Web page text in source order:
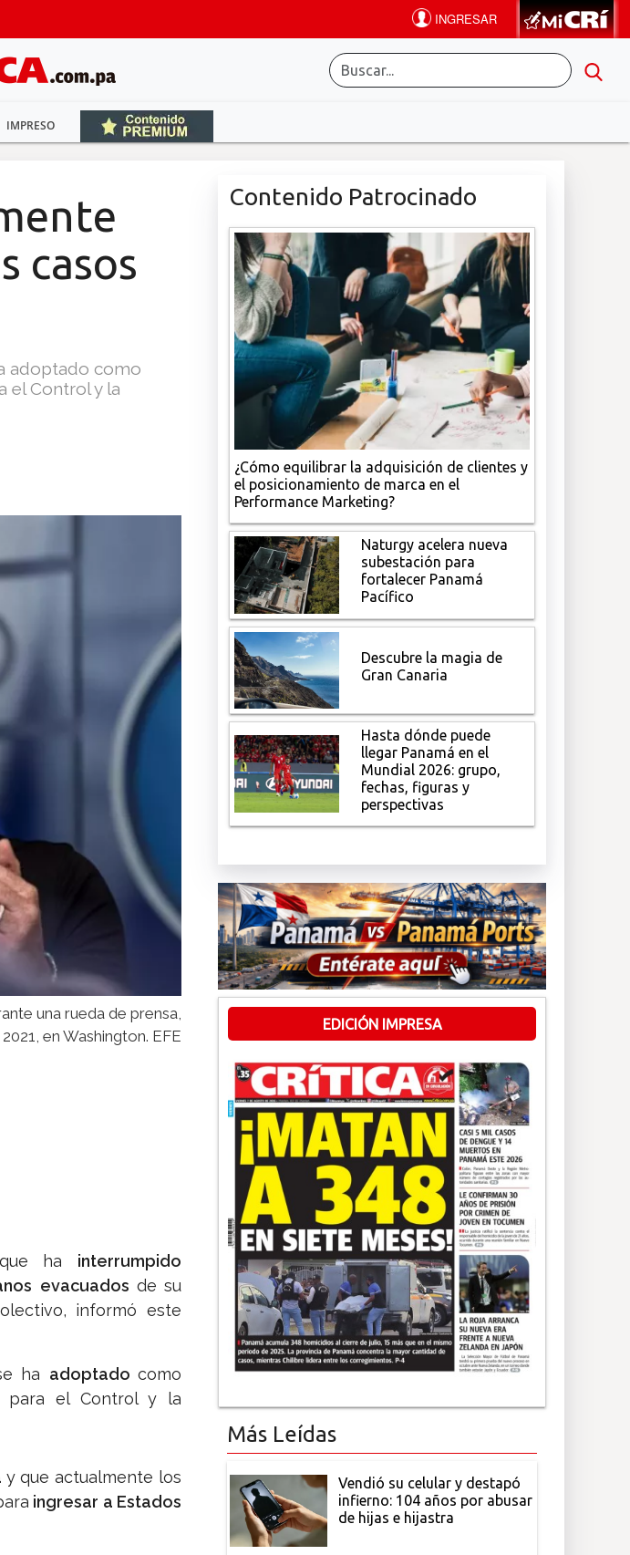
IMPRESO
casos
adoptado como
el Control y la
una rueda de prensa,
en Washington. EFE
ha interrumpido
evacuados de su
informó este
ha adoptadocomo
para el Control y la
y que actualmente los
ingresar a Estados
Contenido Patrocinado
¿Cómo equilibrar la adquisición de clientes y
el posicionamiento de marca en el
Performance Marketing?
Naturgy acelera nueva
subestación para
fortalecer Panamá
Pacífico
Descubre la magia de
Gran Canaria
Hasta dónde puede
llegar Panamá en el
Mundial 2026: grupo,
fechas, figuras y
perspectivas
EDICIÓN IMPRESA
Más Leídas
Vendió su celular y destapó
infierno: 104 años por abusar
de hijas e hijastra